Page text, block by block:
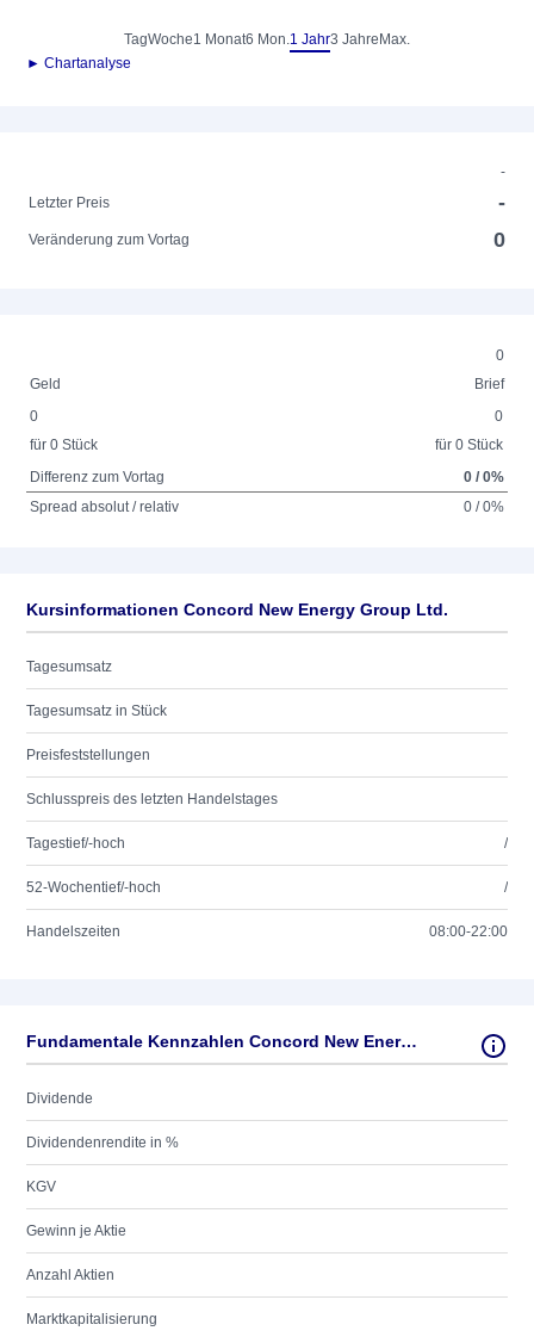
TagWoche1 Monat6 Mon.1 Jahr3 Jahre Max.
► Chartanalyse
-
Letzter Preis
-
Veränderung zum Vortag 0
0
Geld
Brief
0
für 0 Stück
0
für 0 Stück
Differenz zum Vortag
0 / 0%
Spread absolut / relativ
0 / 0%
Kursinformationen Concord New Energy Group Ltd.
Tagesumsatz
Tagesumsatz in Stück
Preisfeststellungen
Schlusspreis des letzten Handelstages
Tagestief/-hoch /
52-Wochentief/-hoch /
Handelszeiten 08:00-22:00
Fundamentale Kennzahlen Concord New Energy Group Ltd.
Dividende
Dividendenrendite in %
KGV
Gewinn je Aktie
Anzahl Aktien
Marktkapitalisierung